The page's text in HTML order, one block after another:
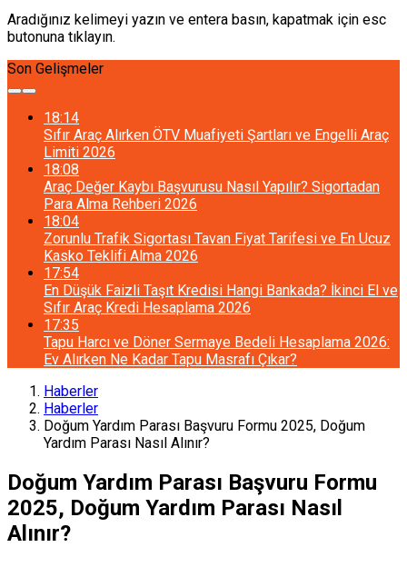
Aradığınız kelimeyi yazın ve entera basın, kapatmak için esc
butonuna tıklayın.
Son Gelişmeler
18:14
Sıfır Araç Alırken ÖTV Muafiyeti Şartları ve Engelli Araç
Limiti 2026
18:08
Araç Değer Kaybı Başvurusu Nasıl Yapılır? Sigortadan
Para Alma Rehberi 2026
18:04
Zorunlu Trafik Sigortası Tavan Fiyat Tarifesi ve En Ucuz
Kasko Teklifi Alma 2026
17:54
En Düşük Faizli Taşıt Kredisi Hangi Bankada? İkinci El ve
Sıfır Araç Kredi Hesaplama 2026
17:35
Tapu Harcı ve Döner Sermaye Bedeli Hesaplama 2026:
Ev Alırken Ne Kadar Tapu Masrafı Çıkar?
Haberler
Haberler
Doğum Yardım Parası Başvuru Formu 2025, Doğum
Yardım Parası Nasıl Alınır?
Doğum Yardım Parası Başvuru Formu
2025, Doğum Yardım Parası Nasıl
Alınır?